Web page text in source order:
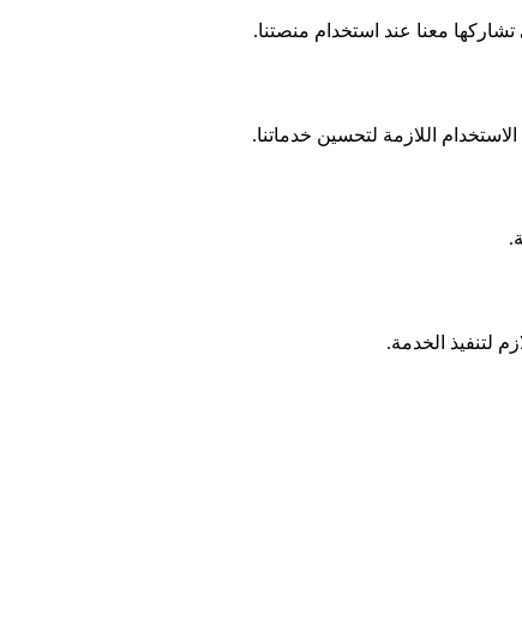
معنا عند استخدام منصتنا.
اللازمة لتحسين خدماتنا.
لتنفيذ الخدمة.